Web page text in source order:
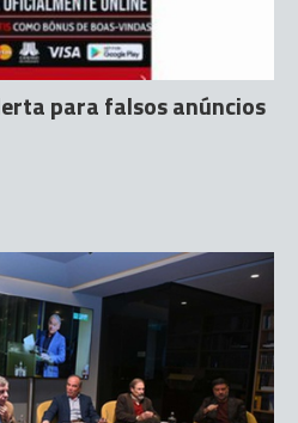
para falsos anúncios